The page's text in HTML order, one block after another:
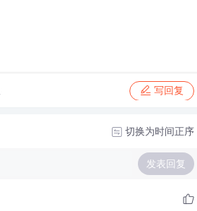
写回复
切换为时间正序
发表回复